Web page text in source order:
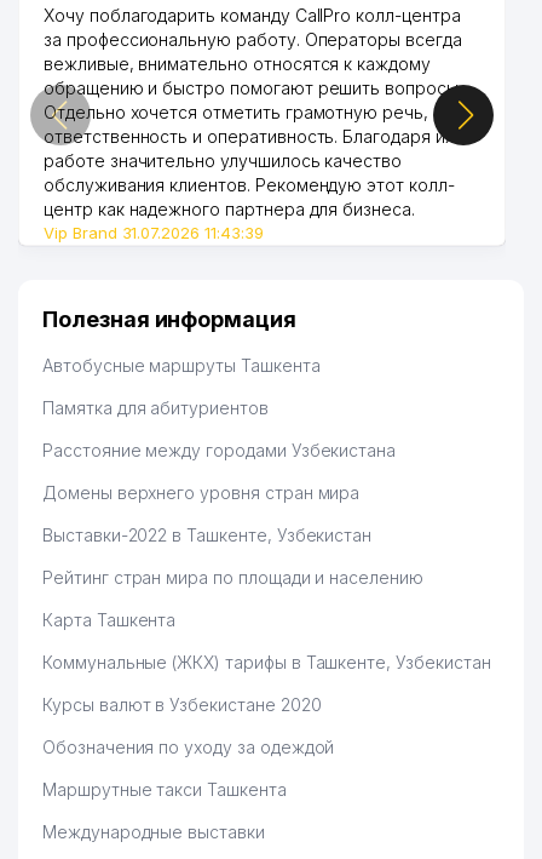
Хочу поблагодарить команду CallPro колл-центра
за профессиональную работу. Операторы всегда
вежливые, внимательно относятся к каждому
обращению и быстро помогают решить вопросы.
Отдельно хочется отметить грамотную речь,
ответственность и оперативность. Благодаря их
работе значительно улучшилось качество
обслуживания клиентов. Рекомендую этот колл-
центр как надежного партнера для бизнеса.
Vip Brand 31.07.2026 11:43:39
Полезная информация
Автобусные маршруты Ташкента
Памятка для абитуриентов
Расстояние между городами Узбекистана
Домены верхнего уровня стран мира
Выставки-2022 в Ташкенте, Узбекистан
Рейтинг стран мира по площади и населению
Карта Ташкента
Коммунальные (ЖКХ) тарифы в Ташкенте, Узбекистан
Курсы валют в Узбекистане 2020
Обозначения по уходу за одеждой
Маршрутные такси Ташкента
Международные выставки